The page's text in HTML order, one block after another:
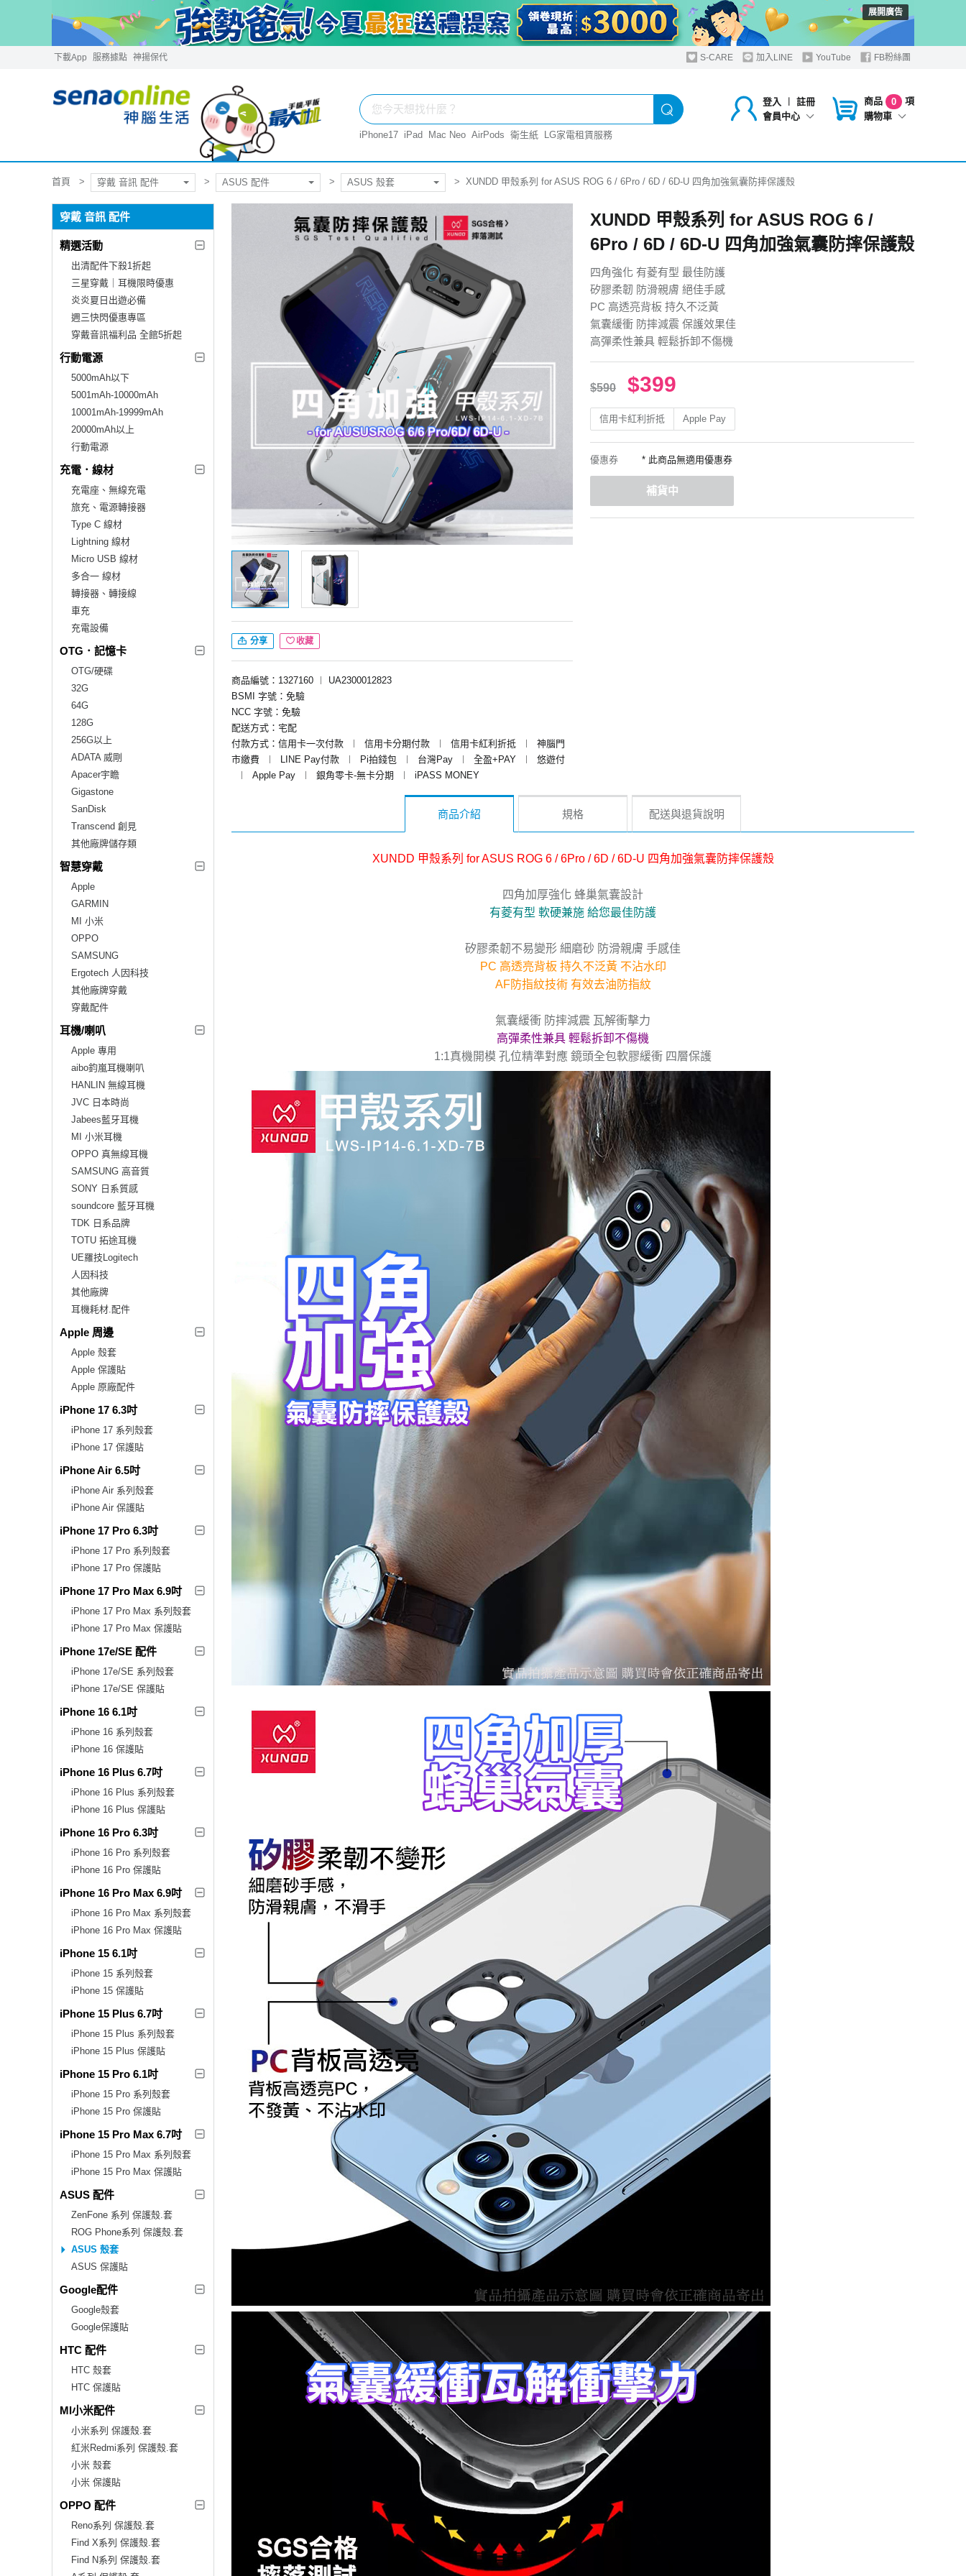
展開廣告
下載App 服務據點 神揚保代 S-CARE 加入LINE YouTube FB粉絲團
登入 ︱
註冊
會員中心
商品 0
項
購物車
iPhone17 iPad Mac Neo AirPods 衛生紙 LG家電租賃服務
首頁 穿戴 音訊 配件 ASUS 配件 ASUS 殼套 XUNDD 甲殼系列 for ASUS ROG 6 / 6Pro / 6D / 6D-U 四角加強氣囊防摔保護殼
穿戴 音訊 配件
精選活動
出清配件下殺1折起
三星穿戴｜耳機限時優惠
炎炎夏日出遊必備
週三快閃優惠專區
穿戴音訊福利品 全館5折起
行動電源
5000mAh以下
5001mAh-10000mAh
10001mAh-19999mAh
20000mAh以上
行動電源
充電．線材
充電座、無線充電
旅充、電源轉接器
Type C 線材
Lightning 線材
Micro USB 線材
多合一 線材
轉接器、轉接線
車充
充電設備
OTG．記憶卡
OTG/硬碟
32G
64G
128G
256G以上
ADATA 威剛
Apacer宇瞻
Gigastone
SanDisk
Transcend 創見
其他廠牌儲存類
智慧穿戴
Apple
GARMIN
MI 小米
OPPO
SAMSUNG
Ergotech 人因科技
其他廠牌穿戴
穿戴配件
耳機/喇叭
Apple 專用
aibo鈞嵐耳機喇叭
HANLIN 無線耳機
JVC 日本時尚
Jabees藍牙耳機
MI 小米耳機
OPPO 真無線耳機
SAMSUNG 高音質
SONY 日系質感
soundcore 藍牙耳機
TDK 日系品牌
TOTU 拓途耳機
UE羅技Logitech
人因科技
其他廠牌
耳機耗材.配件
Apple 周邊
Apple 殼套
Apple 保護貼
Apple 原廠配件
iPhone 17 6.3吋
iPhone 17 系列殼套
iPhone 17 保護貼
iPhone Air 6.5吋
iPhone Air 系列殼套
iPhone Air 保護貼
iPhone 17 Pro 6.3吋
iPhone 17 Pro 系列殼套
iPhone 17 Pro 保護貼
iPhone 17 Pro Max 6.9吋
iPhone 17 Pro Max 系列殼套
iPhone 17 Pro Max 保護貼
iPhone 17e/SE 配件
iPhone 17e/SE 系列殼套
iPhone 17e/SE 保護貼
iPhone 16 6.1吋
iPhone 16 系列殼套
iPhone 16 保護貼
iPhone 16 Plus 6.7吋
iPhone 16 Plus 系列殼套
iPhone 16 Plus 保護貼
iPhone 16 Pro 6.3吋
iPhone 16 Pro 系列殼套
iPhone 16 Pro 保護貼
iPhone 16 Pro Max 6.9吋
iPhone 16 Pro Max 系列殼套
iPhone 16 Pro Max 保護貼
iPhone 15 6.1吋
iPhone 15 系列殼套
iPhone 15 保護貼
iPhone 15 Plus 6.7吋
iPhone 15 Plus 系列殼套
iPhone 15 Plus 保護貼
iPhone 15 Pro 6.1吋
iPhone 15 Pro 系列殼套
iPhone 15 Pro 保護貼
iPhone 15 Pro Max 6.7吋
iPhone 15 Pro Max 系列殼套
iPhone 15 Pro Max 保護貼
ASUS 配件
ZenFone 系列 保護殼.套
ROG Phone系列 保護殼.套
ASUS 殼套
ASUS 保護貼
Google配件
Google殼套
Google保護貼
HTC 配件
HTC 殼套
HTC 保護貼
MI小米配件
小米系列 保護殼.套
紅米Redmi系列 保護殼.套
小米 殼套
小米 保護貼
OPPO 配件
Reno系列 保護殼.套
Find X系列 保護殼.套
Find N系列 保護殼.套
分享 收藏
商品編號：1327160 ︱
UA2300012823
BSMI 字號：免驗
NCC 字號：免驗
配送方式：宅配
付款方式：信用卡一次付款
︱ 信用卡分期付款 ︱ 信用卡紅利折抵 ︱
神腦門
市繳費
︱ LINE Pay付款 ︱ Pi拍錢包 ︱ 台灣Pay ︱ 全盈+PAY ︱
悠遊付
︱
Apple Pay ︱ 銀角零卡-無卡分期 ︱ iPASS MONEY
XUNDD 甲殼系列 for ASUS ROG 6 /
6Pro / 6D / 6D-U 四角加強氣囊防摔保護殼
四角強化 有菱有型 最佳防護
矽膠柔韌 防滑親膚 絕佳手感
PC 高透亮背板 持久不泛黃
氣囊緩衝 防摔減震 保護效果佳
高彈柔性兼具 輕鬆拆卸不傷機
$590 $399
信用卡紅利折抵 Apple Pay
優惠券 * 此商品無適用優惠券
補貨中
商品介紹 規格 配送與退貨說明
XUNDD 甲殼系列 for ASUS ROG 6 / 6Pro / 6D / 6D-U 四角加強氣囊防摔保護殼
四角加厚強化 蜂巢氣囊設計
有菱有型 軟硬兼施 給您最佳防護
矽膠柔韌不易變形 細磨砂 防滑親膚 手感佳
PC 高透亮背板 持久不泛黃 不沾水印
AF防指紋技術 有效去油防指紋
氣囊緩衝 防摔減震 瓦解衝擊力
高彈柔性兼具 輕鬆拆卸不傷機
1:1真機開模 孔位精準對應 鏡頭全包軟膠緩衝 四層保護